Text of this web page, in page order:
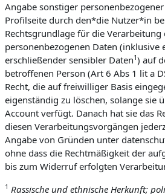
Angabe sonstiger
Profilseite durch den*die Nutzer*in
Rechtsgrundlage für die Verarbeitung
personenbezogenen Daten (inklusive
erschließender sensibler Daten1) auf
betroffenen Person (Art 6 Abs 1 lit a
Recht, die auf freiwilliger Basis
eigenständig zu löschen, solange sie
Account verfügt. Danach hat sie das
diesen Verarbeitungsvorgängen
Angabe von Gründen unter
ohne dass die Rechtmäßigkeit der
bis zum Widerruf erfolgten
1 Rassische und ethnische Herkunft;